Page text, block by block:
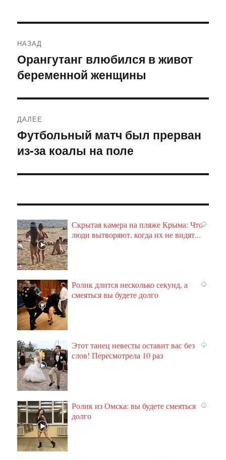
по
записям
НАЗАД
Предыдущая
запись:
Орангутанг влюбился в живот
беременной женщины
ДАЛЕЕ
Следующая
запись:
Футбольный матч был прерван
из-за коалы на поле
i
Скрытая камера на пляже Крыма: Что
люди вытворяют, когда их не видят...
i
Ролик длится несколько секунд, а
смеяться вы будете долго
i
Этот танец невесты оставит вас без
слов! Пересмотрела 10 раз
i
Ролик из Омска: вы будете смеяться
долго